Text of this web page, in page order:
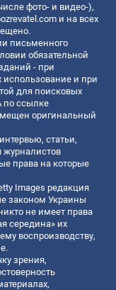
фото- и видео-),
и на всех
письменного
обязательной
- при
и при
для поисковых
по ссылке
оригинальный
статьи,
журналистов
права на которые
Images редакция
законом Украины
не имеет права
середина» их
воспроизводству,
зрения,